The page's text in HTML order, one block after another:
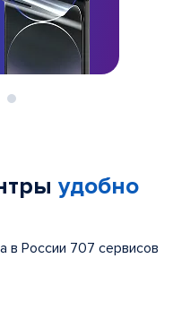
удобно
в России 707 сервисов